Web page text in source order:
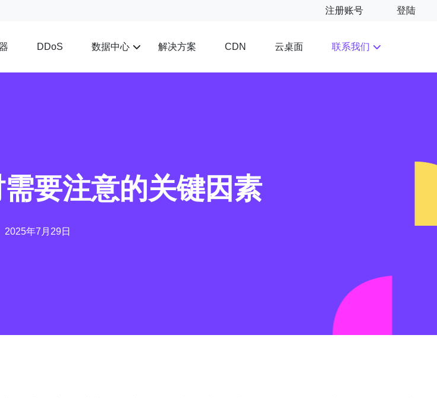
注册账号 登陆
DDoS 数据中心 解决方案 CDN 云桌面 联系我们
要注意的关键因素
2025年7月29日